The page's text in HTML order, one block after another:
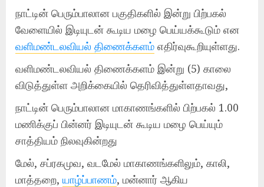
நாட்டின் பெரும்பாலான பகுதிகளில் இன்று பிற்பகல்
வேளையில் இடியுடன் கூடிய மழை பெய்யக்கூடும் என
வளிமண்டலவியல் திணைக்களம் எதிர்வுகூறியுள்ளது.
வளிமண்டலவியல் திணைக்களம் இன்று (5) காலை
விடுத்துள்ள அறிக்கையில் தெரிவித்துள்ளதாவது,
நாட்டின் பெரும்பாலான மாகாணங்களில் பிற்பகல் 1.00
மணிக்குப் பின்னர் இடியுடன் கூடிய மழை பெய்யும்
சாத்தியம் நிலவுகின்றது
மேல், சப்ரகமுவ, வடமேல் மாகாணங்களிலும், காலி,
மாத்தறை, யாழ்ப்பாணம், மன்னார் ஆகிய